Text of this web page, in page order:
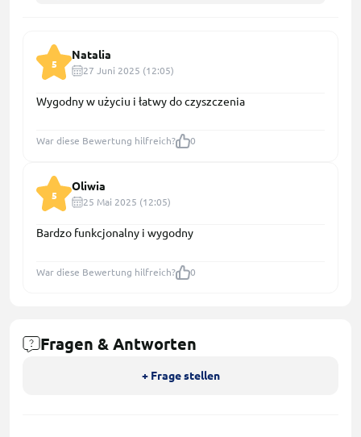
5
Natalia
27 Juni 2025 (12:05)
Wygodny w użyciu i łatwy do czyszczenia
War diese Bewertung hilfreich? 0
5
Oliwia
25 Mai 2025 (12:05)
Bardzo funkcjonalny i wygodny
War diese Bewertung hilfreich? 0
Fragen & Antworten
+ Frage stellen